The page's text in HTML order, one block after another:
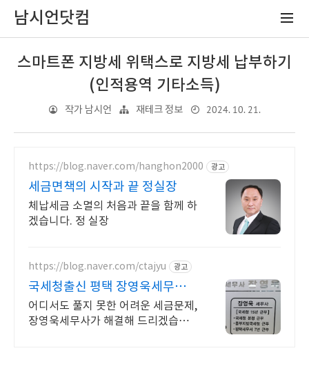
남시언닷컴
스마트폰 지방세 위택스로 지방세 납부하기
(인적용역 기타소득)
작가 남시언 재테크 정보 2024. 10. 21.
https://blog.naver.com/hanghon2000 광고
세금면책의 시작과 끝 정실장
체납세금 소멸의 처음과 끝을 함께 하
겠습니다. 정 실장
https://blog.naver.com/ctajyu 광고
국세청출신 평택 장영욱세무사
국세청15년경력 조세전문가
어디서도 풀지 못한 어려운 세금문제,
장영욱세무사가 해결해 드리겠습니